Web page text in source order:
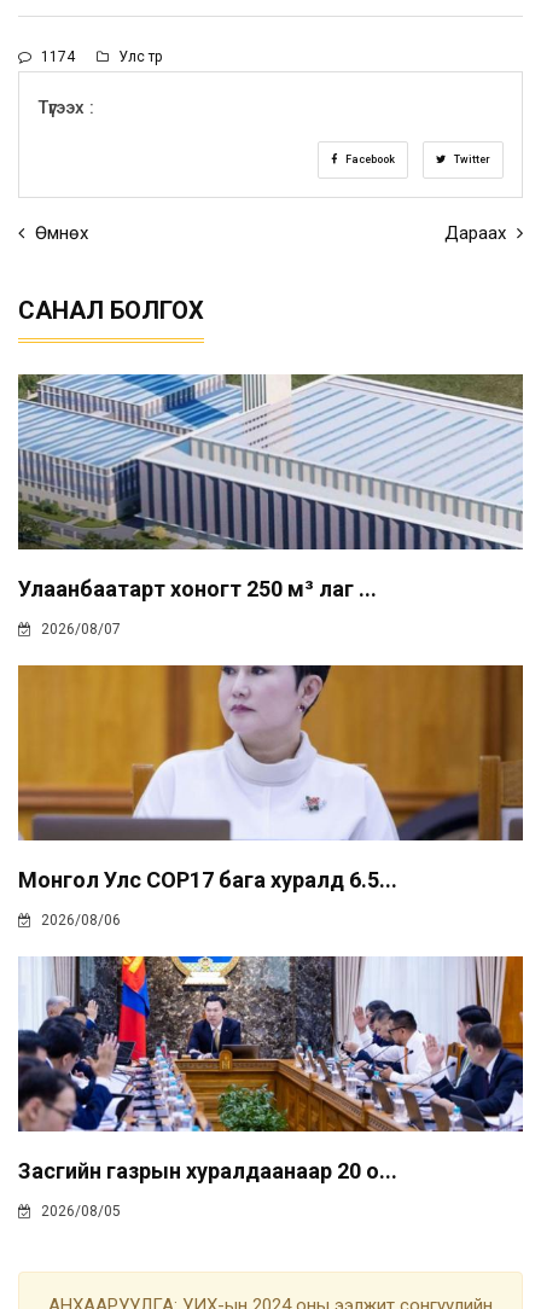
1174 Улс төр
Түгээх :
Facebook Twitter
Өмнөх Дараах
САНАЛ БОЛГОХ
Улаанбаатарт хоногт 250 м³ лаг ...
2026/08/07
Монгол Улс COP17 бага хуралд 6.5...
2026/08/06
Засгийн газрын хуралдаанаар 20 о...
2026/08/05